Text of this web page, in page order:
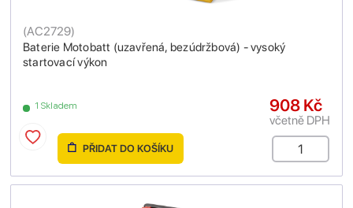
Baterie Motobatt (uzavřená, bezúdržbová) - vysoký
startovací výkon
(AC2729)
1 Skladem 908 Kč
včetně DPH
PŘIDAT DO KOŠÍKU